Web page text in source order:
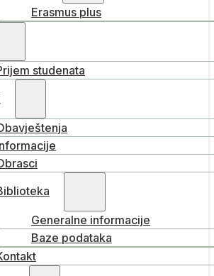
Erasmus plus
studenata
Generalne informacije
Baze podataka